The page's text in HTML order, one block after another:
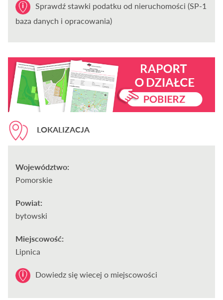
Sprawdź stawki podatku od nieruchomości (SP-1
baza danych i opracowania)
LOKALIZACJA
Województwo:
Pomorskie
Powiat:
bytowski
Miejscowość:
Lipnica
Dowiedz się wiecej o miejscowości